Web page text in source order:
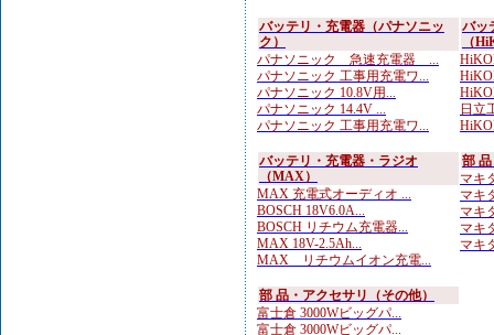
バッテリ・充電器（パナソニッ
ク）
パナソニック 急速充電器 ...
パナソニック 工事用充電ワ...
パナソニック 10.8V用...
パナソニック 14.4V ...
パナソニック 工事用充電ワ...
バッ
（
日立
バッテリ・充電器・ラジオ
（MAX）
MAX 充電式オーディオ ...
BOSCH 18V6.0A...
BOSCH リチウム充電器...
MAX 18V-2.5Ah...
MAX リチウムイオン充電...
部
マキ
マキ
マキ
マキ
マキ
部 品・アクセサリ（その他）
富士倉 3000Wビッグパ...
富士倉 3000Wビッグパ...